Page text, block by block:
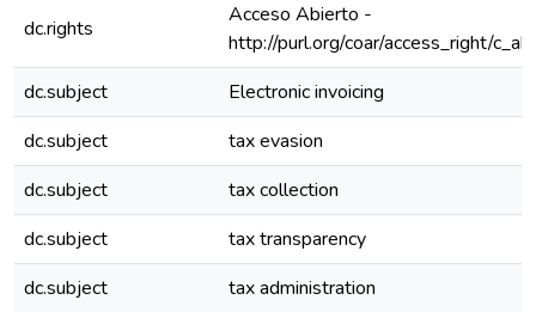
dc.rights
Acceso Abierto -
http://purl.org/coar/access_right/
dc.subject
Electronic invoicing
dc.subject
tax evasion
dc.subject
tax collection
dc.subject
tax transparency
dc.subject
tax administration